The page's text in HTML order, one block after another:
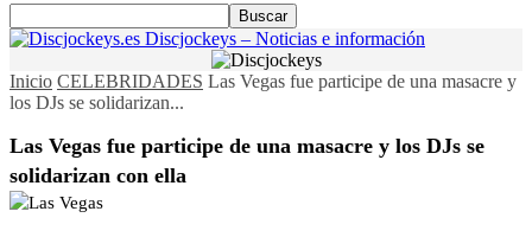
Discjockeys – Noticias e información
Inicio CELEBRIDADES Las Vegas fue participe de una masacre y
los DJs se solidarizan...
Las Vegas fue participe de una masacre y los DJs se
solidarizan con ella